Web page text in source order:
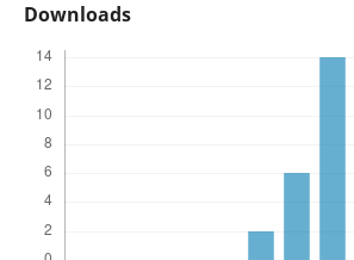
Downloads